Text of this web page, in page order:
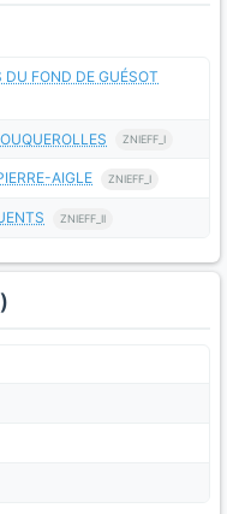
FOND DE GUÉSOT
ZNIEFF_I
AIGLE ZNIEFF_I
ZNIEFF_II